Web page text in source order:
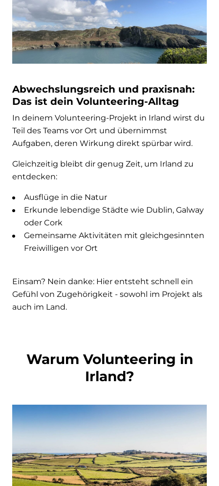
Abwechslungsreich und praxisnah:
Das ist dein Volunteering-Alltag
In deinem Volunteering-Projekt in Irland wirst du
Teil des Teams vor Ort und übernimmst
Aufgaben, deren Wirkung direkt spürbar wird.
Gleichzeitig bleibt dir genug Zeit, um Irland zu
entdecken:
Ausflüge in die Natur
Erkunde lebendige Städte wie Dublin, Galway
oder Cork
Gemeinsame Aktivitäten mit gleichgesinnten
Freiwilligen vor Ort
Einsam? Nein danke: Hier entsteht schnell ein
Gefühl von Zugehörigkeit - sowohl im Projekt als
auch im Land.
Warum Volunteering in
Irland?